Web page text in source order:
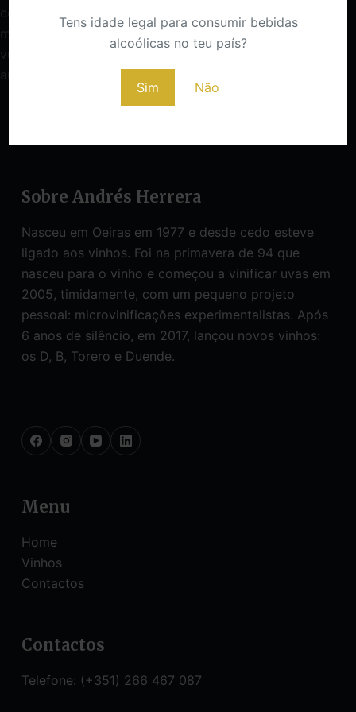
Tens idade legal para consumir bebidas
alcoólicas no teu país?
Sim Não
congue. Duis at consectetur lorem donec. Facilisis
mauris sit amet massa vitae. Auctor elit sed
vulputate mi sit amet mauris commodo. Nunc sed
augue lacus viverra vitae congue eu consequat.
Sobre Andrés Herrera
Nasceu em Oeiras em 1977 e desde cedo esteve
ligado aos vinhos. Foi na primavera de 94 que
nasceu para o vinho e começou a vinificar uvas em
2005, timidamente, com um pequeno projeto
pessoal: microvinificações experimentalistas. Após
6 anos de silêncio, em 2017, lançou novos vinhos:
os D, B, Torero e Duende.
Menu
Home
Vinhos
Contactos
Contactos
Telefone: (+351) 266 467 087